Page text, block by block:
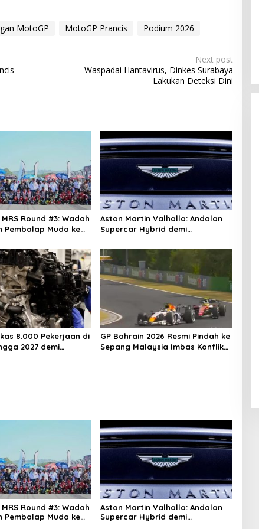
MotoGP MotoGP Prancis Podium 2026
Next post
Waspadai Hantavirus, Dinkes Surabaya
Lakukan Deteksi Dini
Round #3: Wadah
Pembalap Muda ke
Aston Martin Valhalla: Andalan
Supercar Hybrid demi
8.000 Pekerjaan di
2027 demi
GP Bahrain 2026 Resmi Pindah ke
Sepang Malaysia Imbas Konflik
Round #3: Wadah
Pembalap Muda ke
Aston Martin Valhalla: Andalan
Supercar Hybrid demi
Kebakaran Gedung Bapenda DKI
Diterjunkan
In Viral | August 9, 2026